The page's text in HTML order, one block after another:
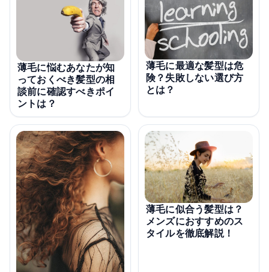
薄毛に悩むあなたが知
っておくべき髪型の相
談前に確認すべきポイ
ントは？
薄毛に最適な髪型は危
険？失敗しない選び方
とは？
薄毛に似合う髪型は？
メンズにおすすめのス
タイルを徹底解説！